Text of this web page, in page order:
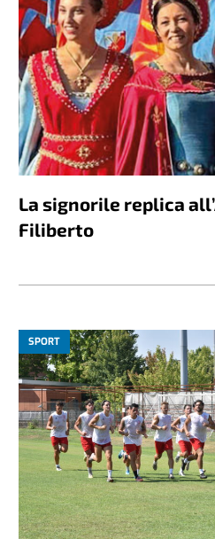
La signorile replica
Filiberto
SPORT